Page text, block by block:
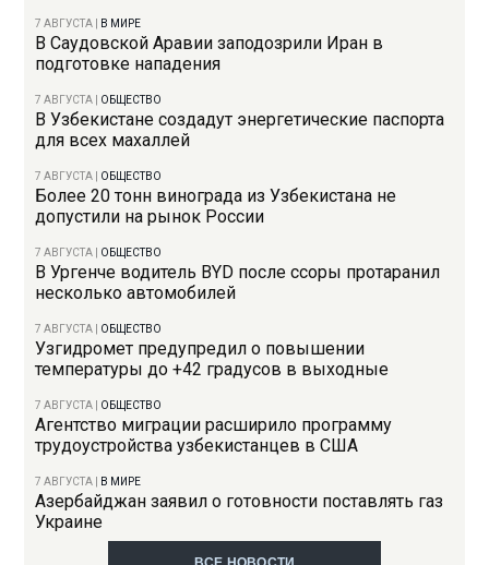
7 АВГУСТА В МИРЕ
В Саудовской Аравии заподозрили Иран в
подготовке нападения
7 АВГУСТА ОБЩЕСТВО
В Узбекистане создадут энергетические паспорта
для всех махаллей
7 АВГУСТА ОБЩЕСТВО
Более 20 тонн винограда из Узбекистана не
допустили на рынок России
7 АВГУСТА ОБЩЕСТВО
В Ургенче водитель BYD после ссоры протаранил
несколько автомобилей
7 АВГУСТА ОБЩЕСТВО
Узгидромет предупредил о повышении
температуры до +42 градусов в выходные
7 АВГУСТА ОБЩЕСТВО
Агентство миграции расширило программу
трудоустройства узбекистанцев в США
7 АВГУСТА В МИРЕ
Азербайджан заявил о готовности поставлять газ
Украине